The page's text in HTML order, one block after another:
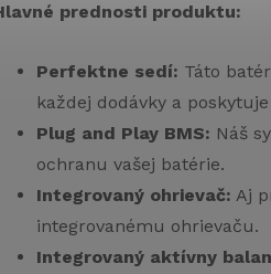
prednosti produktu:
Perfektne sedí: Táto
každej dodávky a
Plug and Play BMS: Náš
ochranu vašej batérie.
Integrovaný ohrievač: Aj
integrovanému ohrievaču.
Integrovaný aktívny